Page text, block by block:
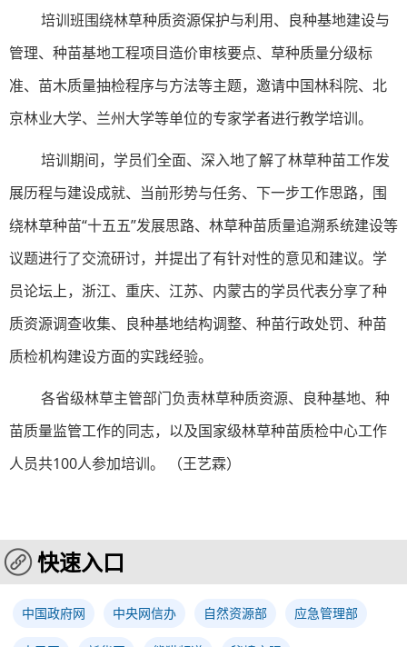
培训班围绕林草种质资源保护与利用、良种基地建设与
管理、种苗基地工程项目造价审核要点、草种质量分级标
准、苗木质量抽检程序与方法等主题，邀请中国林科院、北
京林业大学、兰州大学等单位的专家学者进行教学培训。
培训期间，学员们全面、深入地了解了林草种苗工作发
展历程与建设成就、当前形势与任务、下一步工作思路，围
绕林草种苗“十五五”发展思路、林草种苗质量追溯系统建设等
议题进行了交流研讨，并提出了有针对性的意见和建议。学
员论坛上，浙江、重庆、江苏、内蒙古的学员代表分享了种
质资源调查收集、良种基地结构调整、种苗行政处罚、种苗
质检机构建设方面的实践经验。
各省级林草主管部门负责林草种质资源、良种基地、种
苗质量监管工作的同志，以及国家级林草种苗质检中心工作
人员共100人参加培训。 （王艺霖）
快速入口
中国政府网 中央网信办 自然资源部 应急管理部